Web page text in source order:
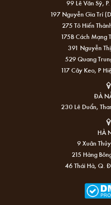
99 Lê Văn Sỹ,
197 Nguyễn Gia Trí
275 Tô Hiến
175B Cách Mạng
391 Nguyễn
529 Quang
117 Cây Keo, P
ĐÀ
230 Lê Duẩn,
HÀ
9 Xuân
215 Hàng
46 Thái Hà, Q.